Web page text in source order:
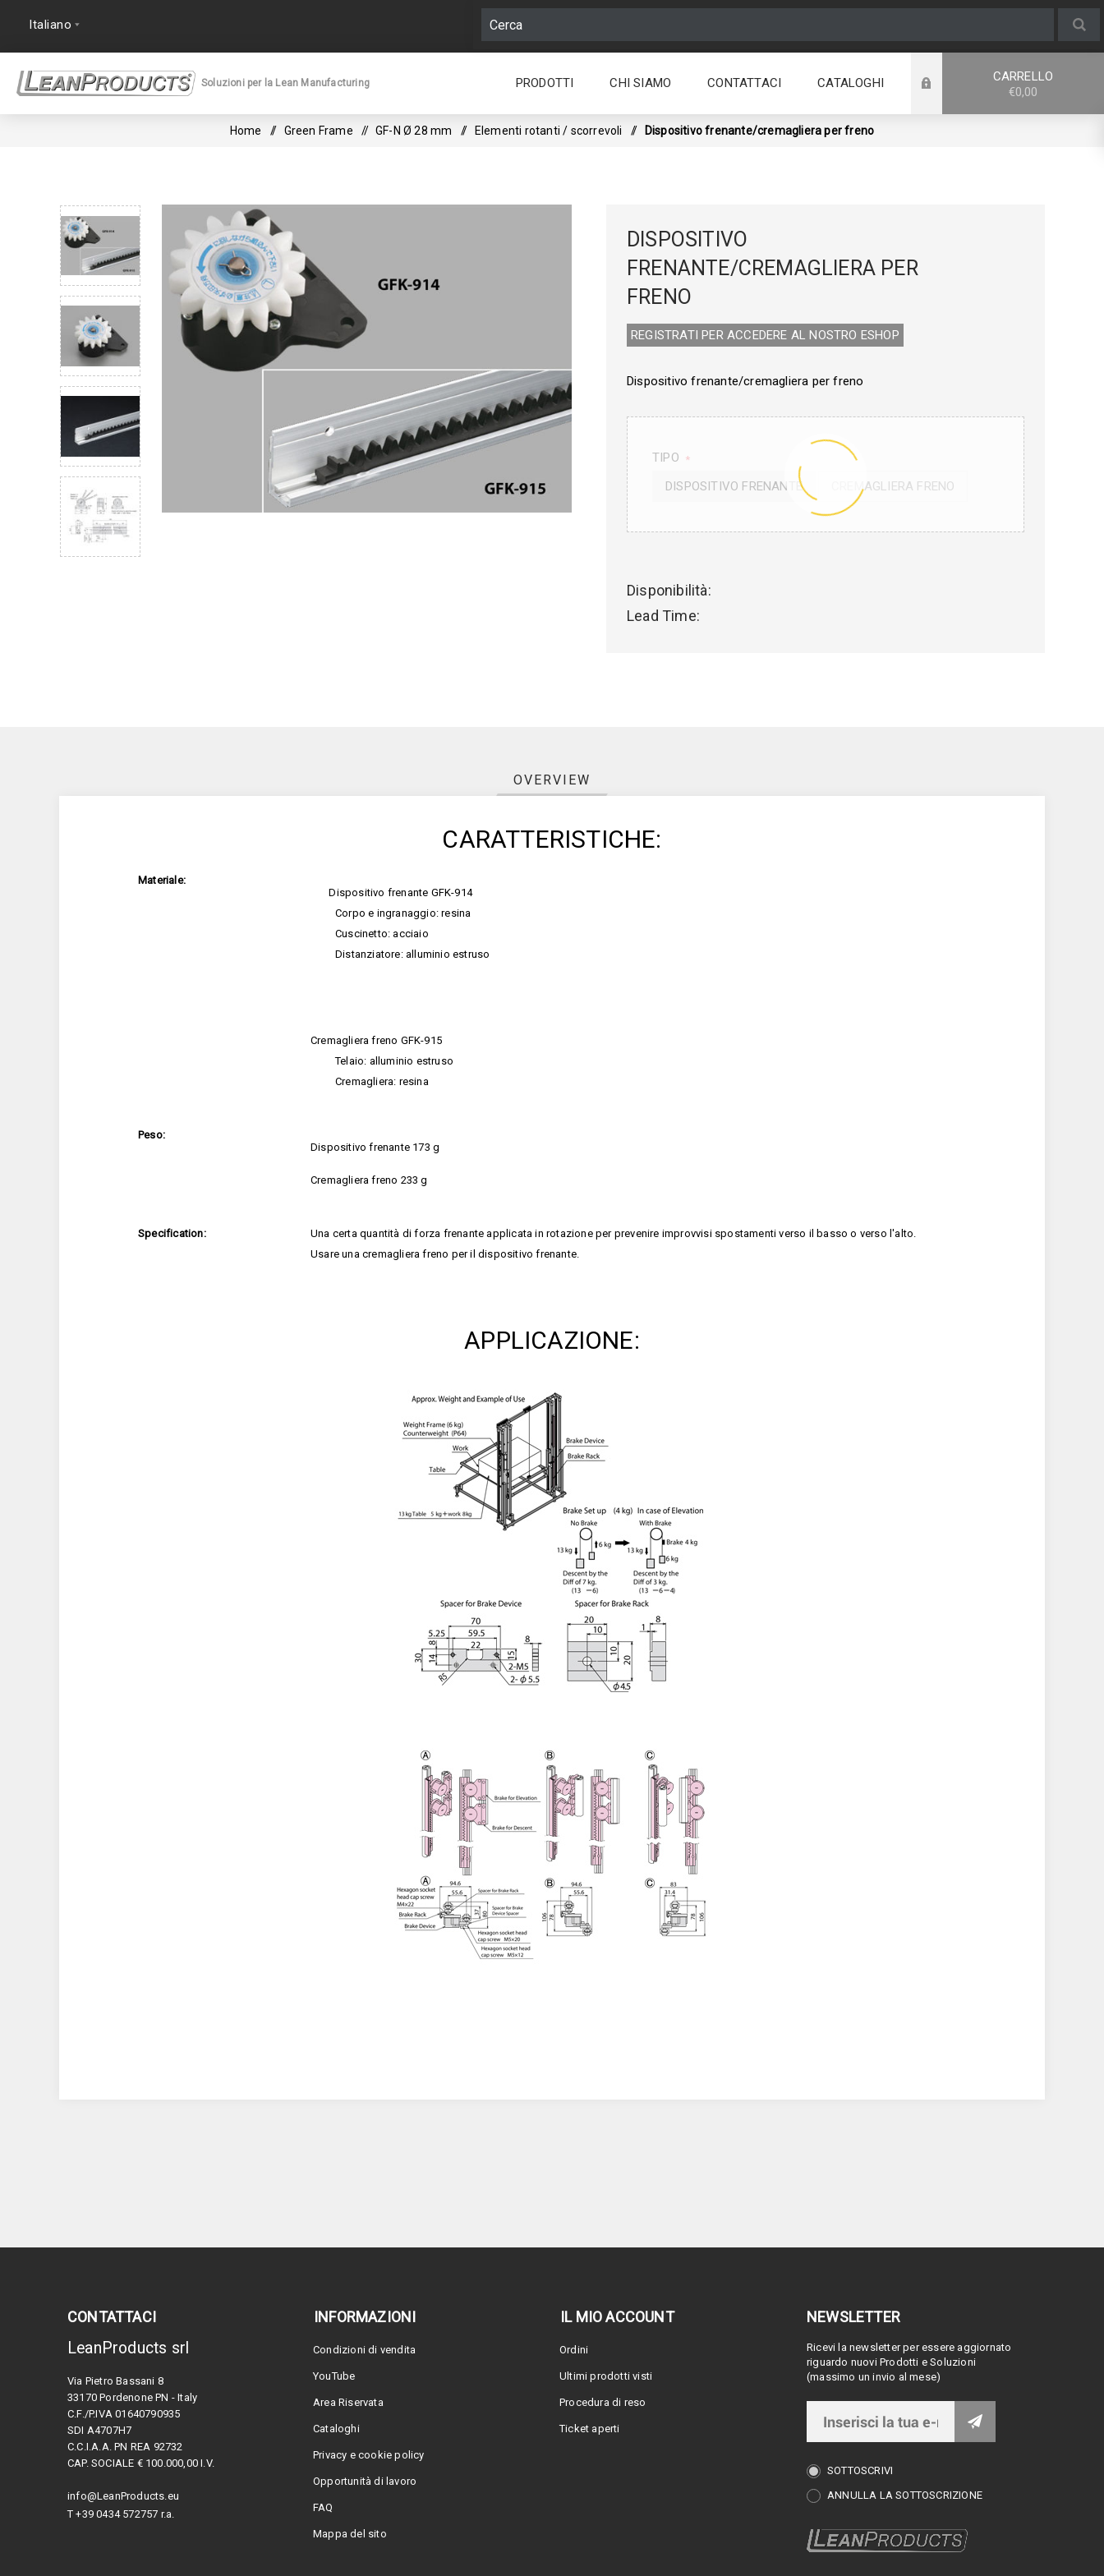
Soluzioni per la Lean Manufacturing PRODOTTI CHI SIAMO CONTATTACI CATALOGHI
CARRELLO
€0,00
Home / Green Frame / GF-N Ø 28 mm / Elementi rotanti / scorrevoli / Dispositivo frenante/cremagliera per freno
DISPOSITIVO
FRENANTE/CREMAGLIERA PER
FRENO
REGISTRATI PER ACCEDERE AL NOSTRO E­SHOP
Dispositivo frenante/cremagliera per freno
TIPO *
DISPOSITIVO FRENANTE CREMAGLIERA FRENO
Disponibilità:
Lead Time:
OVERVIEW
CARATTERISTICHE:
Materiale:
Dispositivo frenante GFK-914
Corpo e ingranaggio: resina
Cuscinetto: acciaio
Distanziatore: alluminio estruso
Cremagliera freno GFK-915
Telaio: alluminio estruso
Cremagliera: resina
Peso:
Dispositivo frenante 173 g
Cremagliera freno 233 g
Specification:
Una certa quantità di forza frenante applicata in rotazione per prevenire improvvisi spostamenti verso il basso o verso l'alto.
Usare una cremagliera freno per il dispositivo frenante.
APPLICAZIONE:
CONTATTACI
LeanProducts srl
Via Pietro Bassani 8
33170 Pordenone PN - Italy
C.F./P.IVA 01640790935
SDI A4707H7
C.C.I.A.A. PN REA 92732
CAP. SOCIALE € 100.000,00 I.V.
info@LeanProducts.eu
T +39 0434 572757 r.a.
INFORMAZIONI
Condizioni di vendita
YouTube
Area Riservata
Cataloghi
Privacy e cookie policy
Opportunità di lavoro
FAQ
Mappa del sito
IL MIO ACCOUNT
Ordini
Ultimi prodotti visti
Procedura di reso
Ticket aperti
NEWSLETTER
Ricevi la newsletter per essere aggiornato
riguardo nuovi Prodotti e Soluzioni
(massimo un invio al mese)
SOTTOSCRIVI
ANNULLA LA SOTTOSCRIZIONE